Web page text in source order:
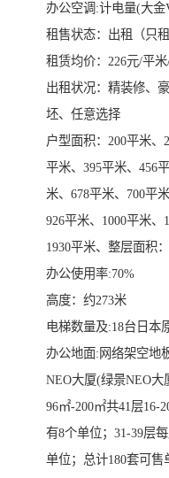
办公空调:计电量(大
租售状态：出租（只租
租赁均价：226元/平米
出租状况：精装修、
坯、任意选择
户型面积：200平米、
平米、395平米、456
米、678平米、700平
926平米、1000平米、
1930平米、整层面积
办公使用率:70%
高度：约273米
电梯数量及:18台日本
办公地面:网络架空地
NEO大厦(绿景NEO大
96㎡-200㎡共41层16-
有8个单位；31-39层
单位；总计180套可售